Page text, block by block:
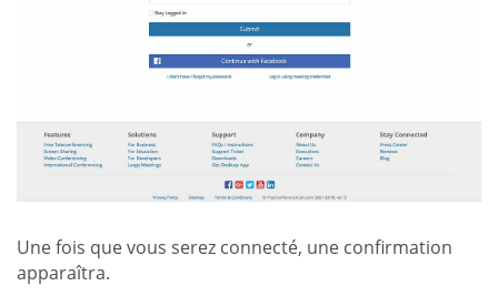
Une fois que vous serez connecté, une confirmation
apparaîtra.